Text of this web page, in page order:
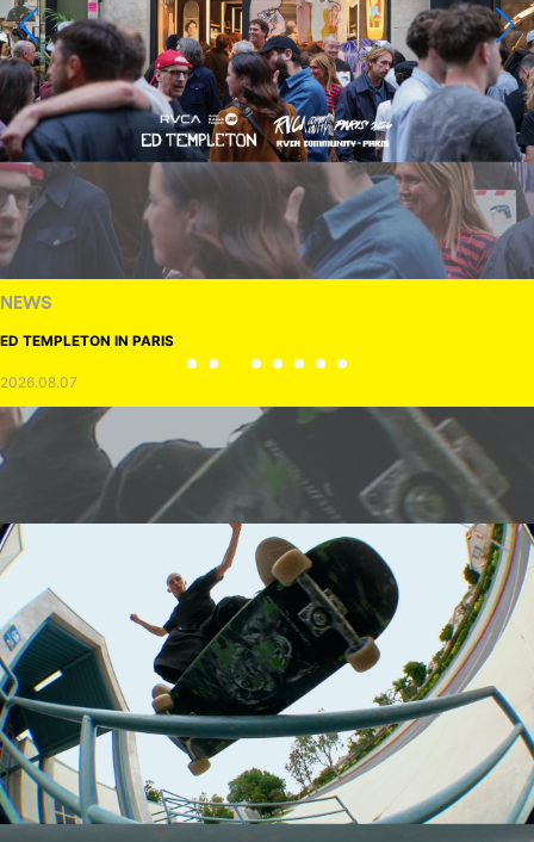
NEWS
ED TEMPLETON IN PARIS
2026.08.07